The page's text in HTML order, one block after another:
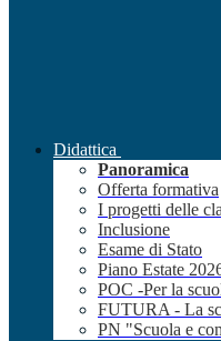
Didattica
Panoramica
Offerta formativa
I progetti delle
Inclusione
Esame di Stato
Piano Estate
POC -Per la
FUTURA - La
PN "Scuola e